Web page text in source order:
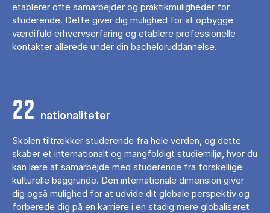
etablerer ofte samarbejder og praktikmuligheder for
studerende. Dette giver dig mulighed for at opbygge
værdifuld erhvervserfaring og etablere professionelle
kontakter allerede under din bacheloruddannelse.
22 nationaliteter
Skolen tiltrækker studerende fra hele verden, og dette
skaber et internationalt og mangfoldigt studiemiljø, hvor du
kan lære at samarbejde med studerende fra forskellige
kulturelle baggrunde. Den internationale dimension giver
dig også mulighed for at udvide dit globale perspektiv og
forberede dig på en karriere i en stadig mere globaliseret